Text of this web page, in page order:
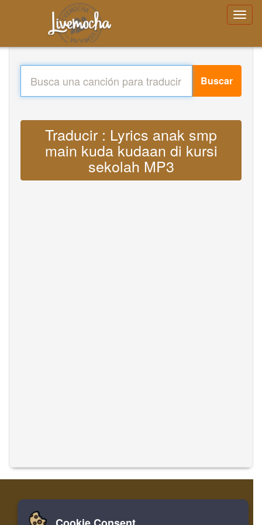
Buscar
Traducir : Lyrics anak smp
main kuda kudaan di kursi
sekolah MP3